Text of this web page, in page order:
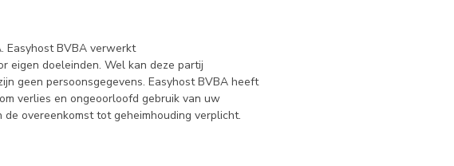
Easyhost BVBA verwerkt
eigen doeleinden. Wel kan deze partij
geen persoonsgegevens. Easyhost BVBA heeft
verlies en ongeoorloofd gebruik van uw
overeenkomst tot geheimhouding verplicht.